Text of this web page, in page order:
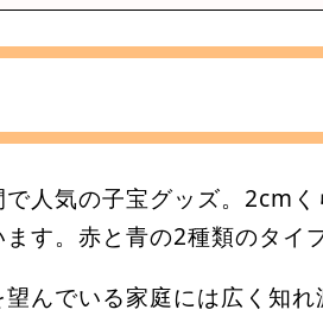
人気の子宝グッズ。2cm
す。赤と青の2種類のタイ
んでいる家庭には広く知